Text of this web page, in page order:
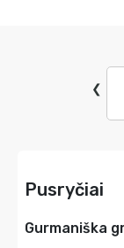
❮
Pusryčiai
Gurmaniška